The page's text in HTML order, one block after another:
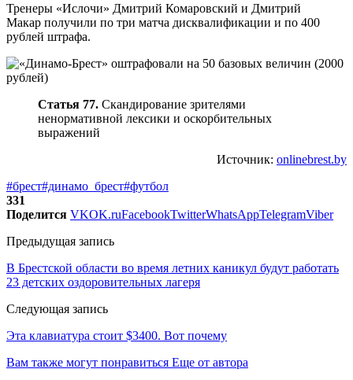
Тренеры «Ислочи» Дмитрий Комаровский и Дмитрий
Макар получили по три матча дисквалификации и по 400
рублей штрафа.
Статья 77. Скандирование зрителями
ненормативной лексики и оскорбительных
выражений
Источник: onlinebrest.by
#брест#динамо_брест#футбол
331
Поделится VKOK.ruFacebookTwitterWhatsAppTelegramViber
Предыдущая запись
В Брестской области во время летних каникул будут работать
23 детских оздоровительных лагеря
Следующая запись
Эта клавиатура стоит $3400. Вот почему
Вам также могут понравиться Еще от автора